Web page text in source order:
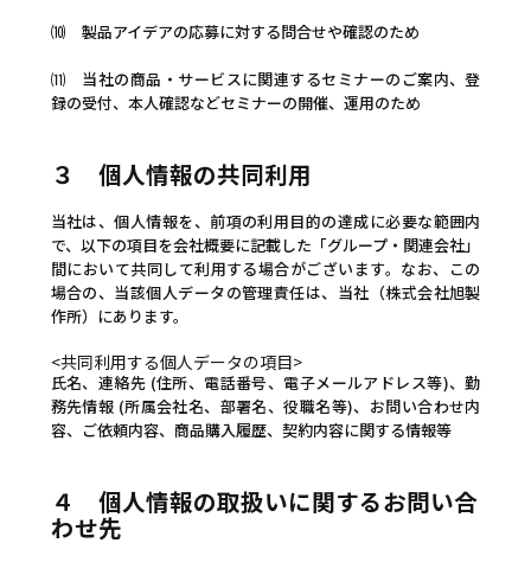
⑽ 製品アイデアの応募に対する問合せや確認のため
⑾ 当社の商品・サービスに関連するセミナーのご案内、登
録の受付、本人確認などセミナーの開催、運用のため
３ 個人情報の共同利用
当社は、個人情報を、前項の利用目的の達成に必要な範囲内
で、以下の項目を会社概要に記載した「グループ・関連会社」
間において共同して利用する場合がございます。なお、この
場合の、当該個人データの管理責任は、当社（株式会社旭製
作所）にあります。
<共同利用する個人データの項目>
氏名、連絡先 (住所、電話番号、電子メールアドレス等)、勤
務先情報 (所属会社名、部署名、役職名等)、お問い合わせ内
容、ご依頼内容、商品購入履歴、契約内容に関する情報等
４ 個人情報の取扱いに関するお問い合
わせ先